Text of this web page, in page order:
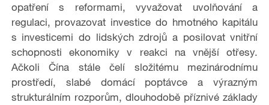
opatření s reformami, vyvažovat uvolňování a
regulaci, provazovat investice do hmotného kapitálu
s investicemi do lidských zdrojů a posilovat vnitřní
schopnosti ekonomiky v reakci na vnější otřesy.
Ačkoli Čína stále čelí složitému mezinárodnímu
prostředí, slabé domácí poptávce a výrazným
strukturálním rozporům, dlouhodobě příznivé základy